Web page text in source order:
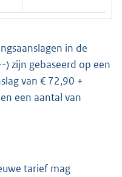
in de
zijn gebaseerd op een
van € 72,90 +
een aantal van
tarief mag